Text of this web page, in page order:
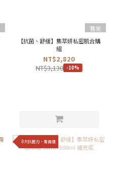
售完
【抗菌、舒緩】集萃妍私密肌合購
組
NT$2,820
NT$3,130 -10%
8大抗菌力、會員價